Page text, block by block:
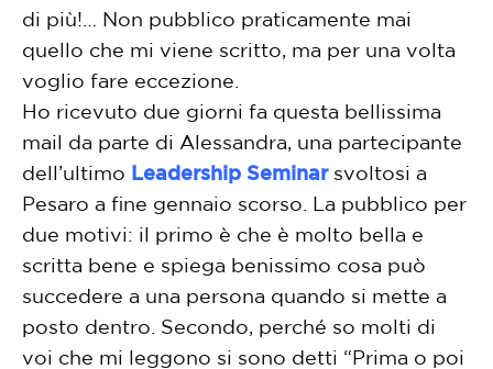
di più!… Non pubblico praticamente mai
quello che mi viene scritto, ma per una volta
voglio fare eccezione.
Ho ricevuto due giorni fa questa bellissima
mail da parte di Alessandra, una partecipante
dell’ultimo Leadership Seminarsvoltosi a
Pesaro a fine gennaio scorso. La pubblico per
due motivi: il primo è che è molto bella e
scritta bene e spiega benissimo cosa può
succedere a una persona quando si mette a
posto dentro. Secondo, perché so molti di
voi che mi leggono si sono detti “Prima o poi